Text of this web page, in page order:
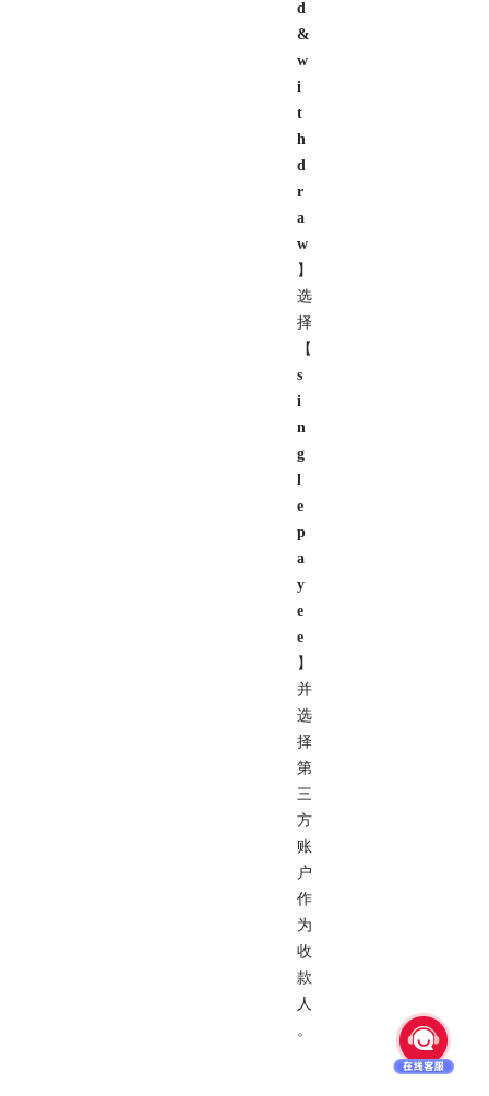
d
&
w
i
t
h
d
r
a
w
】
选
择
【
s
i
n
g
l
e
p
a
y
e
e
】
并
选
择
第
三
方
账
户
作
为
收
款
人
。